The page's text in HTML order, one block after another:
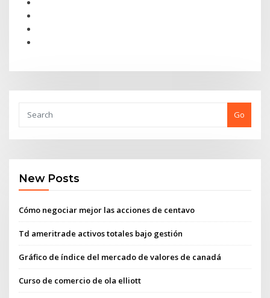
Go
New Posts
Cómo negociar mejor las acciones de centavo
Td ameritrade activos totales bajo gestión
Gráfico de índice del mercado de valores de canadá
Curso de comercio de ola elliott